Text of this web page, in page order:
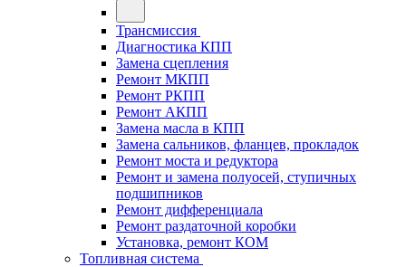
Трансмиссия
Диагностика КПП
Замена сцепления
Ремонт МКПП
Ремонт РКПП
Ремонт АКПП
Замена масла в КПП
Замена сальников, фланцев, прокладок
Ремонт моста и редуктора
Ремонт и замена полуосей, ступичных
подшипников
Ремонт дифференциала
Ремонт раздаточной коробки
Установка, ремонт КОМ
Топливная система